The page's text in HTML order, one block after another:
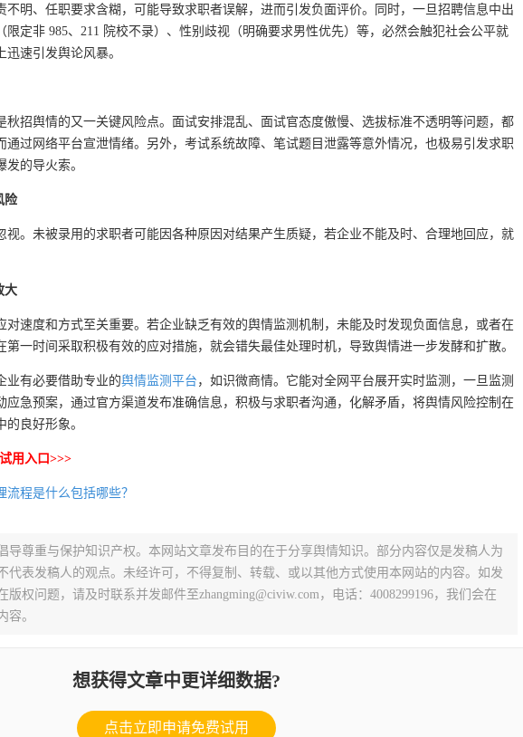
不明、任职要求含糊，可能导致求职者误解，进而引发负面评价。同时，一旦招聘信息中出
限定非 985、211 院校不录）、性别歧视（明确要求男性优先）等，必然会触犯社会公平就
速引发舆论风暴。
秋招舆情的又一关键风险点。面试安排混乱、面试官态度傲慢、选拔标准不透明等问题，都
通过网络平台宣泄情绪。另外，考试系统故障、笔试题目泄露等意外情况，也极易引发求职
的导火索。
险
视。未被录用的求职者可能因各种原因对结果产生质疑，若企业不能及时、合理地回应，就
大
对速度和方式至关重要。若企业缺乏有效的舆情监测机制，未能及时发现负面信息，或者在
一时间采取积极有效的应对措施，就会错失最佳处理时机，导致舆情进一步发酵和扩散。
业有必要借助专业的舆情监测平台 ，如识微商情。它能对全网平台展开实时监测，一旦监测
应急预案，通过官方渠道发布准确信息，积极与求职者沟通，化解矛盾，将舆情风险控制在
良好形象。
用入口>>>
流程是什么包括哪些？
导尊重与保护知识产权。本网站文章发布目的在于分享舆情知识。部分内容仅是发稿人为
代表发稿人的观点。未经许可，不得复制、转载、或以其他方式使用本网站的内容。如发
版权问题，请及时联系并发邮件至zhangming@civiw.com，电话：4008299196，我们会在
容。
想获得文章中更详细数据?
点击立即申请免费试用